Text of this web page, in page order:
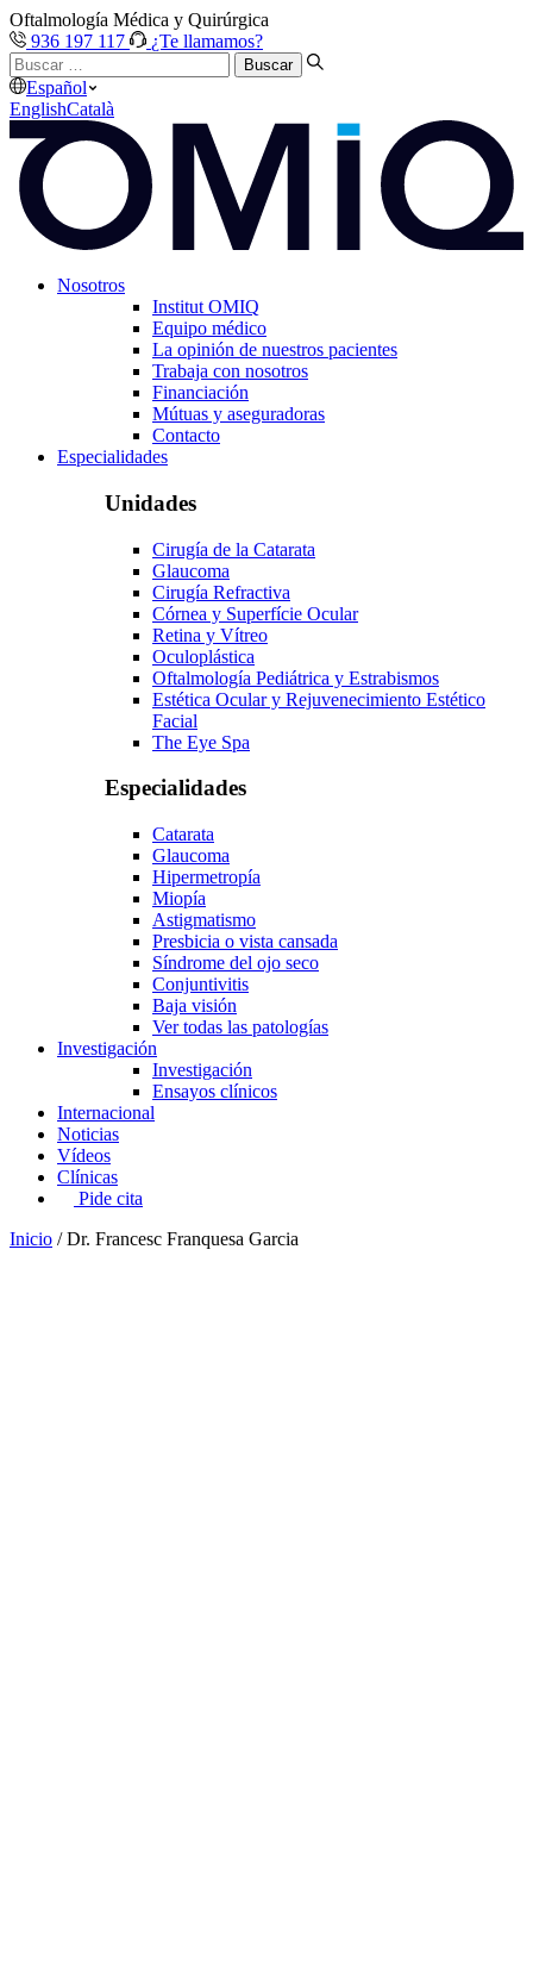
Oftalmología Médica y Quirúrgica
936 197 117
¿Te llamamos?
Buscar
…Español
EnglishCatalà
Nosotros
Institut OMIQ
Equipo médico
La opinión de nuestros pacientes
Trabaja con nosotros
Financiación
Mútuas y aseguradoras
Contacto
Especialidades
Unidades
Cirugía de la Catarata
Glaucoma
Cirugía Refractiva
Córnea y Superfície Ocular
Retina y Vítreo
Oculoplástica
Oftalmología Pediátrica y Estrabismos
Estética Ocular y Rejuvenecimiento Estético
Facial
The Eye Spa
Especialidades
Catarata
Glaucoma
Hipermetropía
Miopía
Astigmatismo
Presbicia o vista cansada
Síndrome del ojo seco
Conjuntivitis
Baja visión
Ver todas las patologías
Investigación
Investigación
Ensayos clínicos
Internacional
Noticias
Vídeos
Clínicas
Pide cita
Inicio /Dr. Francesc Franquesa Garcia